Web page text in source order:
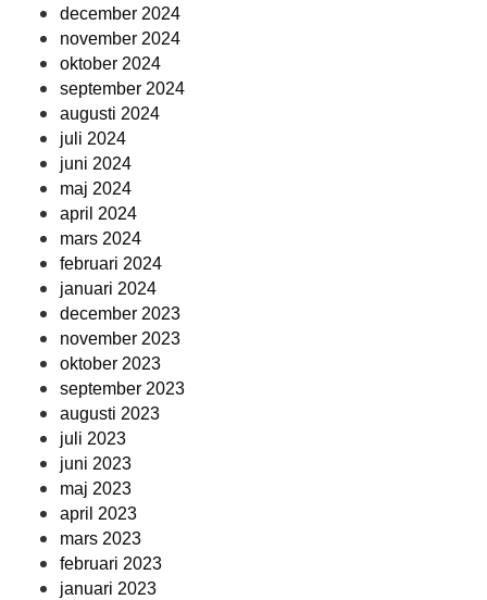
december 2024
november 2024
oktober 2024
september 2024
augusti 2024
juli 2024
juni 2024
maj 2024
april 2024
mars 2024
februari 2024
januari 2024
december 2023
november 2023
oktober 2023
september 2023
augusti 2023
juli 2023
juni 2023
maj 2023
april 2023
mars 2023
februari 2023
januari 2023